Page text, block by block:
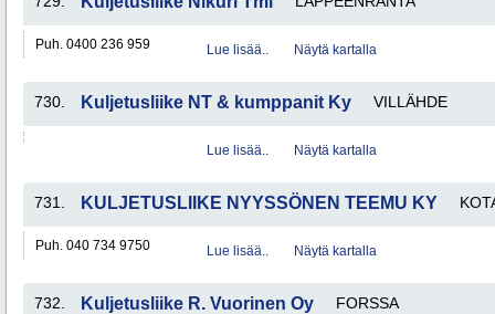
Puh. 0400 236 959 Lue lisää.. Näytä kartalla
730. Kuljetusliike NT & kumppanit Ky VILLÄHDE
Lue lisää.. Näytä kartalla
731. KULJETUSLIIKE NYYSSÖNEN TEEMU KY
Puh. 040 734 9750 Lue lisää.. Näytä kartalla
732. Kuljetusliike R. Vuorinen Oy FORSSA